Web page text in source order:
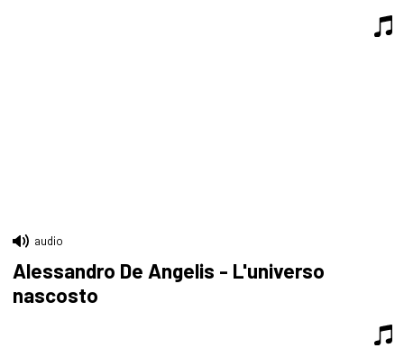
audio
Alessandro De Angelis - L'universo
nascosto